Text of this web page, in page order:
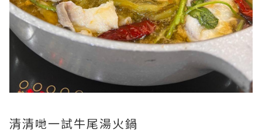
清清哋一試牛尾湯火鍋